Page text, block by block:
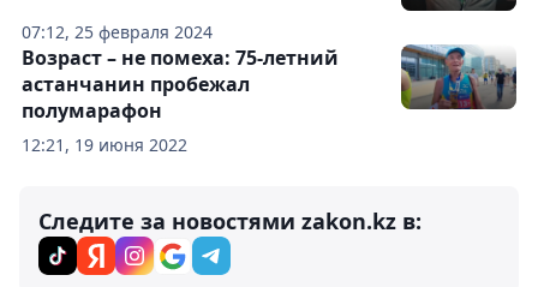
07:12, 25 февраля 2024
12:21, 19 июня 2022
Возраст – не помеха: 75-летний
астанчанин пробежал
полумарафон
Следите за новостями zakon.kz в: